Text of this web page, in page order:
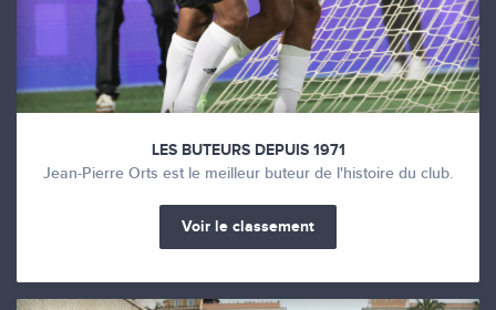
LES BUTEURS DEPUIS 1971
Jean-Pierre Orts est le meilleur buteur de l'histoire du club.
Voir le classement